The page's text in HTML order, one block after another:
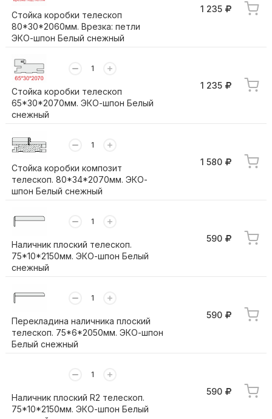
Стойка коробки телескоп
80*30*2060мм. Врезка: петли
ЭКО-шпон Белый снежный
1 235
Стойка коробки телескоп
65*30*2070мм. ЭКО-шпон Белый
снежный
1 235
Стойка коробки композит
телескоп. 80*34*2070мм. ЭКО-
шпон Белый снежный
1 580
Наличник плоский телескоп.
75*10*2150мм. ЭКО-шпон Белый
снежный
590
Перекладина наличника плоский
телескоп. 75*6*2050мм. ЭКО-шпон
Белый снежный
590
Наличник плоский R2 телескоп.
75*10*2150мм. ЭКО-шпон Белый
590